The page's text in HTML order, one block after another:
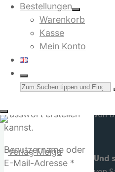
Bestellungen
Warenkorb
Kasse
Mein Konto
Suchen
Hast du dein
Passwort vergessen?
Bitte gib deinen
Benutzernamen oder
E-Mail-Adresse ein.
Du erhältst einen Link
per E-Mail, womit du
Passwort erstellen
kannst.
Benutzername oder
E-Mail-Adresse *
von
Und